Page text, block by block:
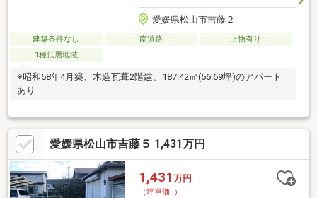
愛媛県松山市吉藤２
建築条件なし 南道路
上物有り
1種低層地域
※昭和58年4月築、木造瓦葺2階建、187.42㎡(56.69坪)のアパート
あり
愛媛県松山市吉藤５ 1,431万円
1,431 万円
（坪単価:-）